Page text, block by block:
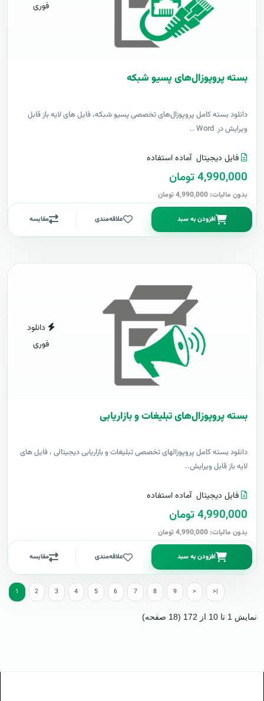
فوری
بسته پروپوزال‌های پسیو شبکه
دانلود بسته کامل پروپوزال‌های تخصصی پسیو شبکه، فایل های لایه باز قابل
ویرایش در Word ..
فایل دیجیتال آماده استفاده
4,990,000 تومان
بدون مالیات: 4,990,000 تومان
افزودن به سبد علاقه‌مندی مقایسه
دانلود
فوری
بسته پروپوزال‌های تبلیغات و بازاریابی
دانلود بسته کامل پروپوزالهای تخصصی تبلیغات و بازاریابی دیجیتالی ، فایل های
لایه باز قابل ویرایش..
فایل دیجیتال آماده استفاده
4,990,000 تومان
بدون مالیات: 4,990,000 تومان
افزودن به سبد علاقه‌مندی مقایسه
1 2 3 4 5 6 7 8 9 > >|
نمایش 1 تا 10 از 172 (18 صفحه)